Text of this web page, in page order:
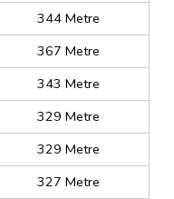
344 Metre
367 Metre
343 Metre
329 Metre
329 Metre
327 Metre